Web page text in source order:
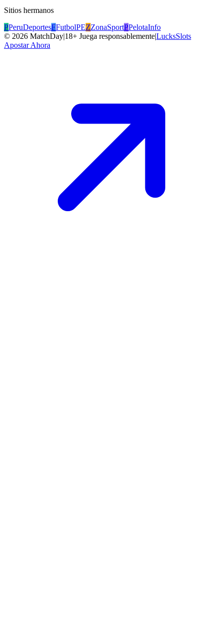
Sitios hermanos
PPeruDeportesFFutbolPEZZonaSportPPelotaInfo
© 2026 MatchDay|18+ Juega responsablemente|LucksSlots
Apostar Ahora